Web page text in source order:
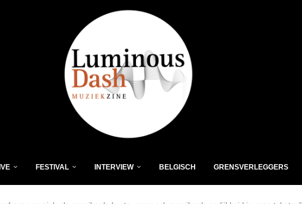
FESTIVAL INTERVIEW BELGISCH GRENSVERLEGGERS